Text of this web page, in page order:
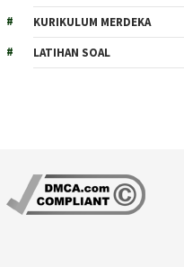
KURIKULUM MERDEKA
LATIHAN SOAL